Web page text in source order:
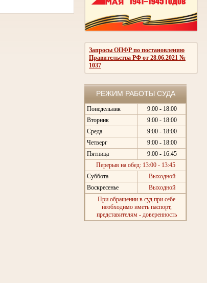
Запросы ОПФР по постановлению
Правительства РФ от 28.06.2021 №
1037
РЕЖИМ РАБОТЫ СУДА
Понедельник
9:00 - 18:00
Вторник
9:00 - 18:00
Среда
9:00 - 18:00
Четверг
9:00 - 18:00
Пятница
9:00 - 16:45
Перерыв на обед: 13:00 - 13:45
Суббота
Выходной
Воскресенье
Выходной
При обращении в суд при себе
необходимо иметь паспорт,
представителям - доверенность